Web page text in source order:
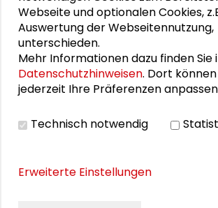
25. Runder Tisch
PERSONEN IM KONTEXT
DOWNLOADS
Webseite und optionalen Cookies,
Auswertung der Webseitennutzung,
unterschieden.
Mehr Informationen dazu finden Sie
Datenschutzhinweisen. Dort
jederzeit Ihre Präferenzen
Technisch notwendig
Erweiterte Einstellungen